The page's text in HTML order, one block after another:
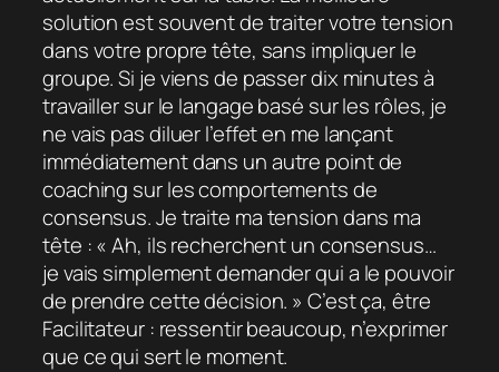
solution est souvent de traiter votre tension
dans votre propre tête, sans impliquer le
groupe. Si je viens de passer dix minutes à
travailler sur le langage basé sur les rôles, je
ne vais pas diluer l’effet en me lançant
immédiatement dans un autre point de
coaching sur les comportements de
consensus. Je traite ma tension dans ma
tête : « Ah, ils recherchent un consensus…
je vais simplement demander qui a le pouvoir
de prendre cette décision. » C’est ça, être
Facilitateur : ressentir beaucoup, n’exprimer
que ce qui sert le moment.